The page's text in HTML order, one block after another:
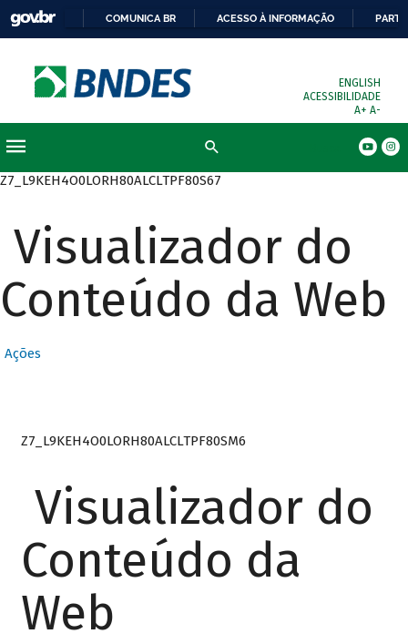
COMUNICA BR ACESSO À INFORMAÇÃO
ENGLISH
ACESSIBILIDADE
A+ A-
Z7_L9KEH4O0LORH80ALCLTPF80S67
Visualizador do
Conteúdo da Web
Ações
Z7_L9KEH4O0LORH80ALCLTPF80SM6
Visualizador do
Conteúdo da
Web